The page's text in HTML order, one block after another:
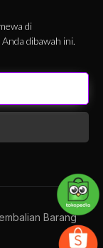
di
dibawah ini.
Barang